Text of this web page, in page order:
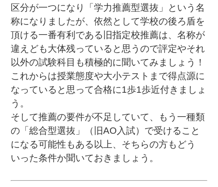
区分が一つになり「学力推薦型選抜」という名
称になりましたが、依然として学校の後ろ盾を
頂ける一番有利である旧指定校推薦は、名称が
違えども大体残っていると思うので評定やそれ
以外の試験科目も積極的に聞いてみましょう！
これからは授業態度や大小テストまで得点源に
なっていると思って合格に1歩1歩近付きましょ
う。
そして推薦の要件が不足していて、もう一種類
の「総合型選抜」（旧AO入試）で受けること
になる可能性もある以上、そちらの方もどう
いった条件か聞いておきましょう。